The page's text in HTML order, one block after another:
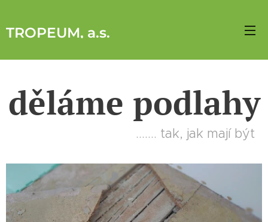
TROPEUM, a.s.
děláme podlahy
....... tak, jak mají být